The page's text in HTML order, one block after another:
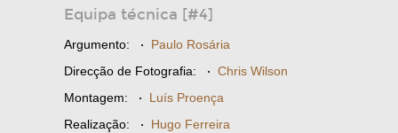
Equipa técnica [#4]
Argumento: · Paulo Rosária
Direcção de Fotografia: · Chris Wilson
Montagem: · Luís Proença
Realização: · Hugo Ferreira